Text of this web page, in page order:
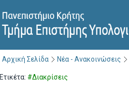
Αρχική Σελίδα Νέα - Ανακοινώσεις
Ετικέτα: #Διακρίσεις